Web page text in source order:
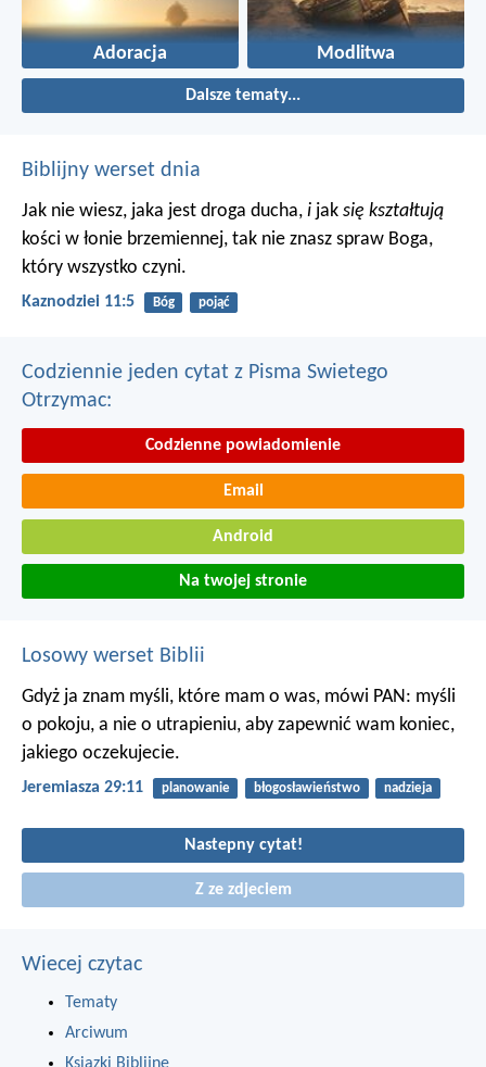
Adoracja Modlitwa
Dalsze tematy...
Biblijny werset dnia
Jak nie wiesz, jaka jest droga ducha, i jak się kształtują
kości w łonie brzemiennej, tak nie znasz spraw Boga,
który wszystko czyni.
Kaznodziei 11:5 Bóg pojąć
Codziennie jeden cytat z Pisma Swietego
Otrzymac:
Codzienne powiadomienie
Email
Android
Na twojej stronie
Losowy werset Biblii
Gdyż ja znam myśli, które mam o was, mówi PAN: myśli
o pokoju, a nie o utrapieniu, aby zapewnić wam koniec,
jakiego oczekujecie.
Jeremiasza 29:11 planowanie błogosławieństwo nadzieja
Nastepny cytat!
Z ze zdjeciem
Wiecej czytac
Tematy
Arciwum